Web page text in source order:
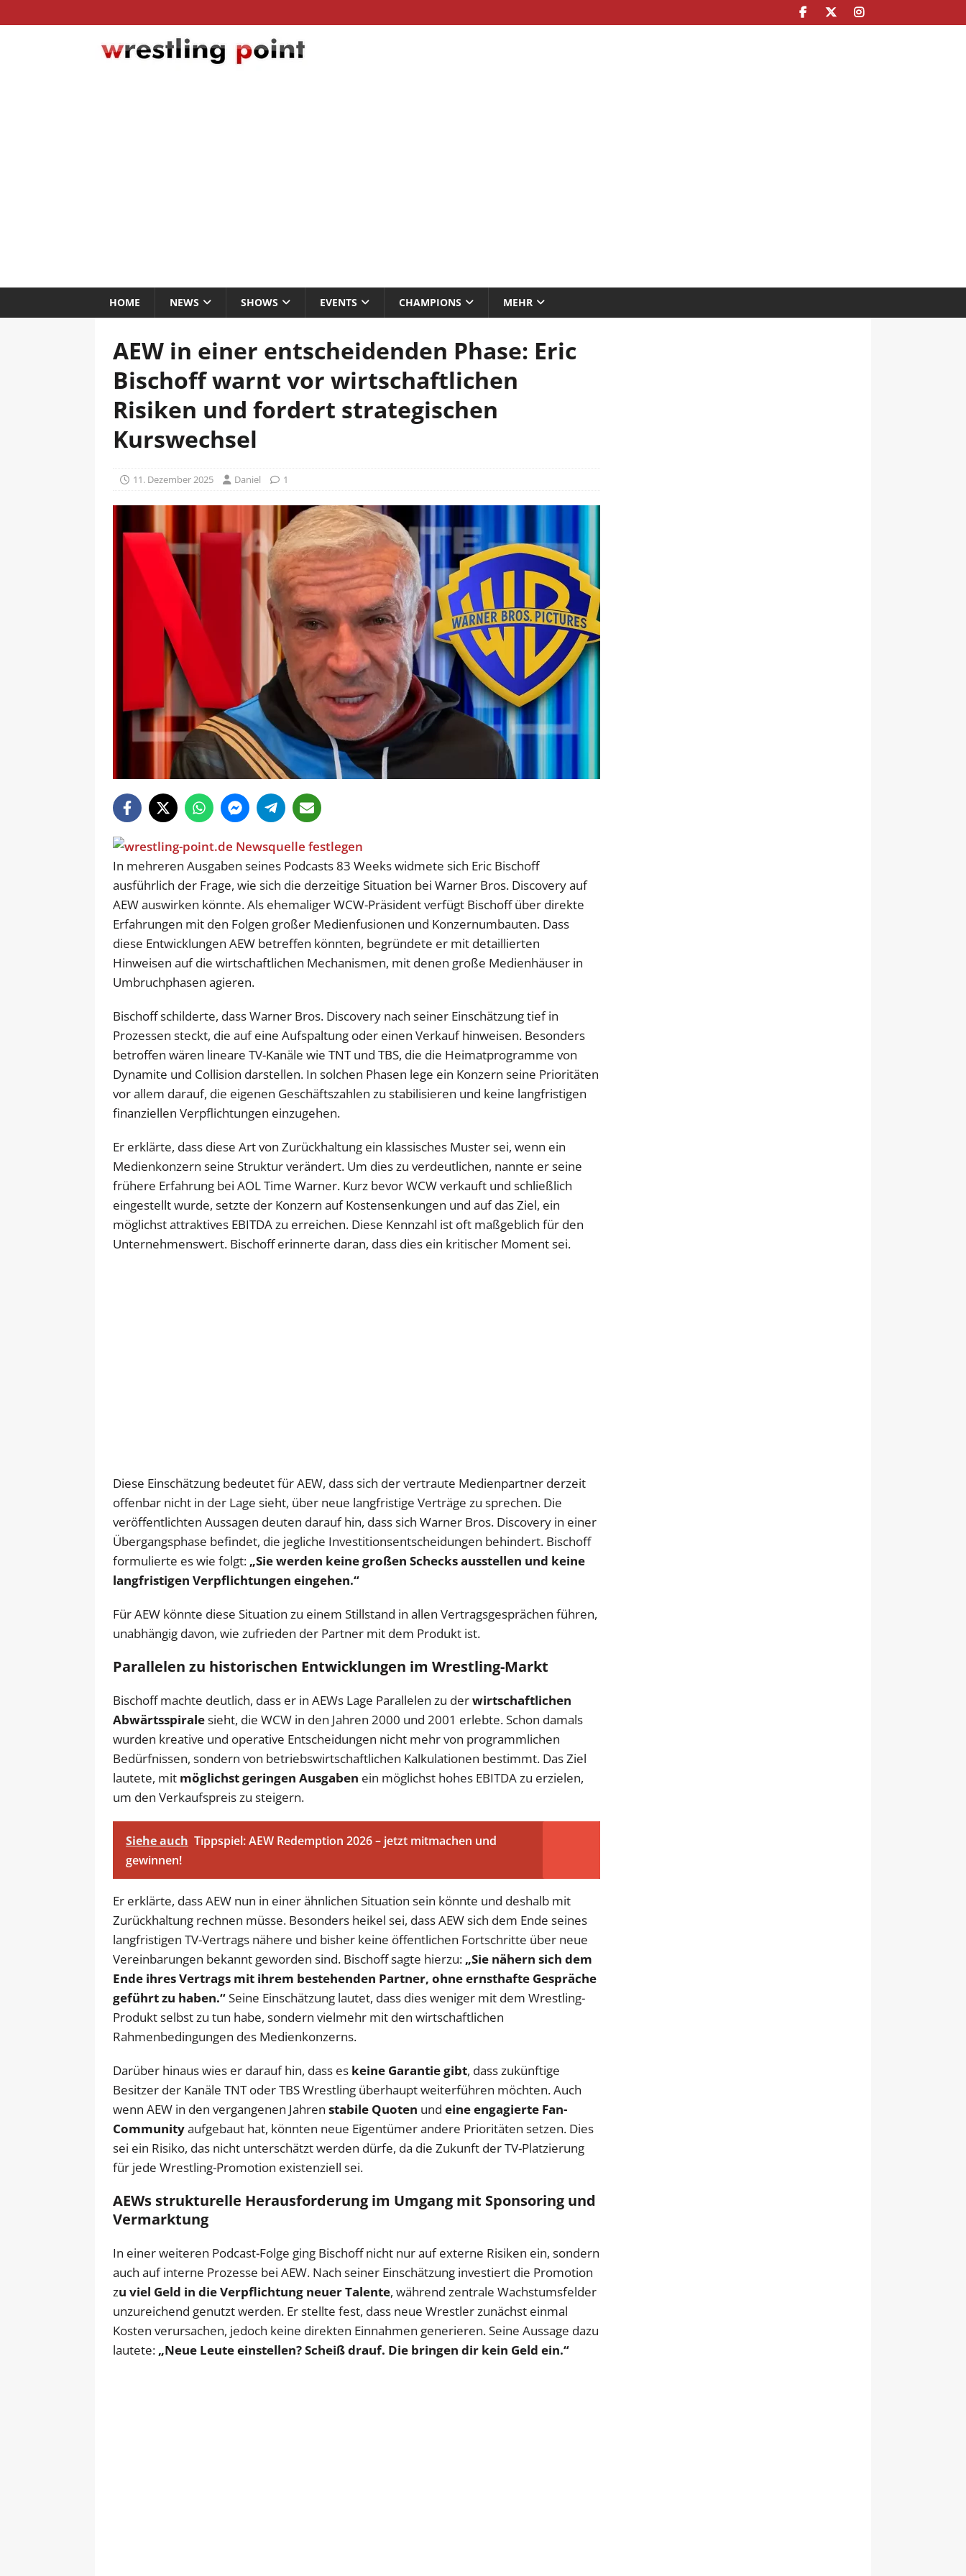
HOME NEWS SHOWS EVENTS CHAMPIONS MEHR
AEW in einer entscheidenden Phase: Eric
Bischoff warnt vor wirtschaftlichen
Risiken und fordert strategischen
Kurswechsel
11. Dezember 2025 Daniel 1
In mehreren Ausgaben seines Podcasts 83 Weeks widmete sich Eric Bischoff
ausführlich der Frage, wie sich die derzeitige Situation bei Warner Bros. Discovery auf
AEW auswirken könnte. Als ehemaliger WCW-Präsident verfügt Bischoff über direkte
Erfahrungen mit den Folgen großer Medienfusionen und Konzernumbauten. Dass
diese Entwicklungen AEW betreffen könnten, begründete er mit detaillierten
Hinweisen auf die wirtschaftlichen Mechanismen, mit denen große Medienhäuser in
Umbruchphasen agieren.
Bischoff schilderte, dass Warner Bros. Discovery nach seiner Einschätzung tief in
Prozessen steckt, die auf eine Aufspaltung oder einen Verkauf hinweisen. Besonders
betroffen wären lineare TV-Kanäle wie TNT und TBS, die die Heimatprogramme von
Dynamite und Collision darstellen. In solchen Phasen lege ein Konzern seine Prioritäten
vor allem darauf, die eigenen Geschäftszahlen zu stabilisieren und keine langfristigen
finanziellen Verpflichtungen einzugehen.
Er erklärte, dass diese Art von Zurückhaltung ein klassisches Muster sei, wenn ein
Medienkonzern seine Struktur verändert. Um dies zu verdeutlichen, nannte er seine
frühere Erfahrung bei AOL Time Warner. Kurz bevor WCW verkauft und schließlich
eingestellt wurde, setzte der Konzern auf Kostensenkungen und auf das Ziel, ein
möglichst attraktives EBITDA zu erreichen. Diese Kennzahl ist oft maßgeblich für den
Unternehmenswert. Bischoff erinnerte daran, dass dies ein kritischer Moment sei.
Diese Einschätzung bedeutet für AEW, dass sich der vertraute Medienpartner derzeit
offenbar nicht in der Lage sieht, über neue langfristige Verträge zu sprechen. Die
veröffentlichten Aussagen deuten darauf hin, dass sich Warner Bros. Discovery in einer
Übergangsphase befindet, die jegliche Investitionsentscheidungen behindert. Bischoff
formulierte es wie folgt: „Sie werden keine großen Schecks ausstellen und keine
langfristigen Verpflichtungen eingehen.“
Für AEW könnte diese Situation zu einem Stillstand in allen Vertragsgesprächen führen,
unabhängig davon, wie zufrieden der Partner mit dem Produkt ist.
Parallelen zu historischen Entwicklungen im Wrestling-Markt
Bischoff machte deutlich, dass er in AEWs Lage Parallelen zu derwirtschaftlichen
Abwärtsspiralesieht, die WCW in den Jahren 2000 und 2001 erlebte. Schon damals
wurden kreative und operative Entscheidungen nicht mehr von programmlichen
Bedürfnissen, sondern von betriebswirtschaftlichen Kalkulationen bestimmt. Das Ziel
lautete, mit möglichst geringen Ausgaben ein möglichst hohes EBITDA zu erzielen,
um den Verkaufspreis zu steigern.
Siehe auch Tippspiel: AEW Redemption 2026 – jetzt mitmachen und
gewinnen!
Er erklärte, dass AEW nun in einer ähnlichen Situation sein könnte und deshalb mit
Zurückhaltung rechnen müsse. Besonders heikel sei, dass AEW sich dem Ende seines
langfristigen TV-Vertrags nähere und bisher keine öffentlichen Fortschritte über neue
Vereinbarungen bekannt geworden sind. Bischoff sagte hierzu: „Sie nähern sich dem
Ende ihres Vertrags mit ihrem bestehenden Partner, ohne ernsthafte Gespräche
geführt zu haben.“Seine Einschätzung lautet, dass dies weniger mit dem Wrestling-
Produkt selbst zu tun habe, sondern vielmehr mit den wirtschaftlichen
Rahmenbedingungen des Medienkonzerns.
Darüber hinaus wies er darauf hin, dass es keine Garantie gibt, dass zukünftige
Besitzer der Kanäle TNT oder TBS Wrestling überhaupt weiterführen möchten. Auch
wenn AEW in den vergangenen Jahren stabile Quoten und eine engagierte Fan-
Communityaufgebaut hat, könnten neue Eigentümer andere Prioritäten setzen. Dies
sei ein Risiko, das nicht unterschätzt werden dürfe, da die Zukunft der TV-Platzierung
für jede Wrestling-Promotion existenziell sei.
AEWs strukturelle Herausforderung im Umgang mit Sponsoring und
Vermarktung
In einer weiteren Podcast-Folge ging Bischoff nicht nur auf externe Risiken ein, sondern
auch auf interne Prozesse bei AEW. Nach seiner Einschätzung investiert die Promotion
zu viel Geld in die Verpflichtung neuer Talente, während zentrale Wachstumsfelder
unzureichend genutzt werden. Er stellte fest, dass neue Wrestler zunächst einmal
Kosten verursachen, jedoch keine direkten Einnahmen generieren. Seine Aussage dazu
lautete: „Neue Leute einstellen? Scheiß drauf. Die bringen dir kein Geld ein.“